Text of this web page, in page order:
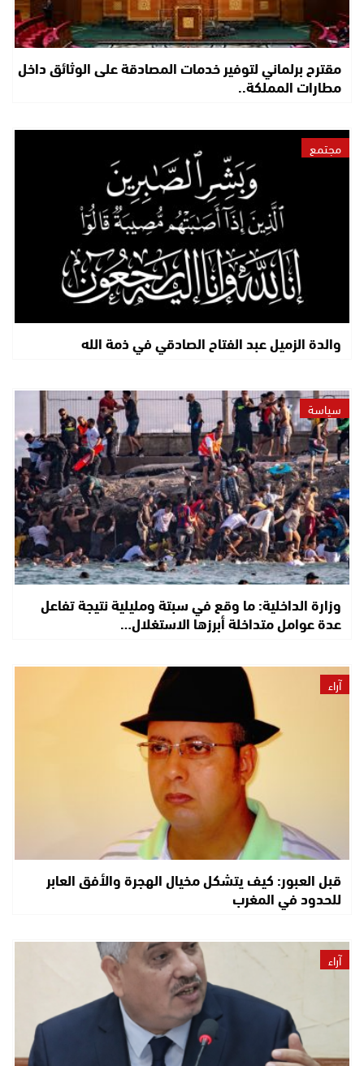
مقترح برلماني لتوفير خدمات المصادقة على الوثائق داخل
مطارات المملكة..
مجتمع
والدة الزميل عبد الفتاح الصادقي في ذمة الله
سياسة
وزارة الداخلية: ما وقع في سبتة ومليلية نتيجة تفاعل
عدة عوامل متداخلة أبرزها الاستغلال…
آراء
قبل العبور: كيف يتشكل مخيال الهجرة والأفق العابر
للحدود في المغرب
آراء